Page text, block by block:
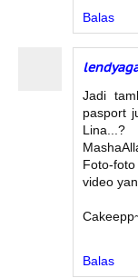
Balas
Jadi
pasport
Lina...?
Foto-
video
Balas